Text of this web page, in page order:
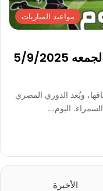
مواعيد المباريات
مباريات الدوري المصري اليوم الجمعه 5/9/2025
ويُعد الدوري المصري
اليوم…
الأخيرة